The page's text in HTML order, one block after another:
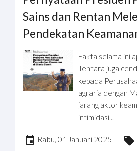
Sains dan Rentan
Pendekatan
Fakta selama ini
Tentara juga
kepada
agraria dengan
jarang aktor
intimidasi...
Rabu, 01 Januari 2025